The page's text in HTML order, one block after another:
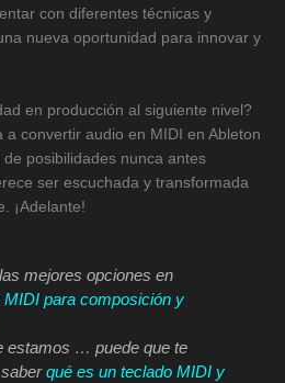
con diferentes técnicas y
nueva oportunidad para innovar y
en producción al siguiente nivel?
a convertir audio en MIDI en Ableton
posibilidades nunca antes
ser escuchada y transformada
¡Adelante!
mejores opciones en
MIDI para composición y
estamos … puede que te
saberqué es un teclado MIDI y